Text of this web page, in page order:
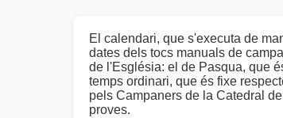
El calendari, que s'executa de
dates dels tocs manuals de
de l'Església: el de Pasqua, que
temps ordinari, que és fixe
pels Campaners de la Catedral
proves.